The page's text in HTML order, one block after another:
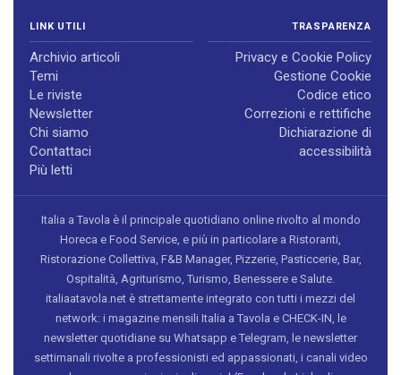
LINK UTILI
Archivio articoli
Temi
Le riviste
Newsletter
Chi siamo
Contattaci
Più letti
TRASPARENZA
Privacy e Cookie Policy
Gestione Cookie
Codice etico
Correzioni e rettifiche
Dichiarazione di
accessibilità
Italia a Tavola è il principale quotidiano online rivolto al mondo
Horeca e Food Service, e più in particolare a Ristoranti,
Ristorazione Collettiva, F&B Manager, Pizzerie, Pasticcerie, Bar,
Ospitalità, Agriturismo, Turismo, Benessere e Salute.
italiaatavola.net è strettamente integrato con tutti i mezzi del
network: i magazine mensili Italia a Tavola e CHECK-IN, le
newsletter quotidiane su Whatsapp e Telegram, le newsletter
settimanali rivolte a professionisti ed appassionati, i canali video